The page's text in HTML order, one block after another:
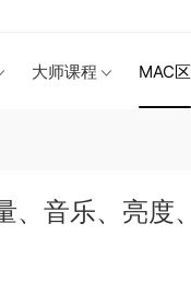
大师课程 MAC区
音乐、亮度、